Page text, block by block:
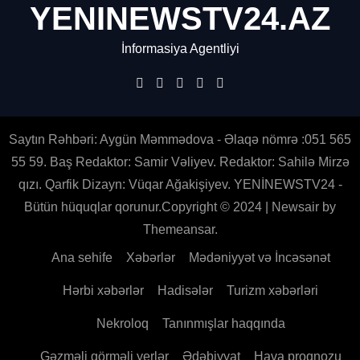
YENINEWSTV24.AZ
İnformasiya Agentliyi
Saytın Rəhbəri: Aygün Məmmədova - Əlaqə nömrə :051 565
55 59. Baş Redaktor: Samir Vəliyev. Redaktor: Sahilə Mirzə
qızı. Qarfik Dizayn: Vüqar Ağakişiyev. YENİNEWSTV24 -
Bütün hüquqlar qorunur.Copyright © 2024
Newsair by
Themeansar.
Ana sehife Xəbərlər Mədəniyyət və İncəsənət
Hərbi xəbərlər Hadisələr Turizm xəbərləri
Nekroloq Tanınmışlar haqqında
Gəzməli görməli yerlər Ədəbiyyat Hava proqnozu